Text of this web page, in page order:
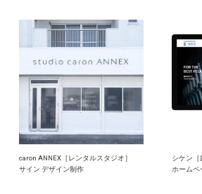
caron ANNEX［レンタルスタジオ］
サイン デザイン制作
シケン［
ホームペ